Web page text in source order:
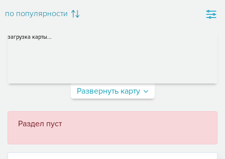
по популярности
загрузка карты...
Развернуть карту
Раздел пуст